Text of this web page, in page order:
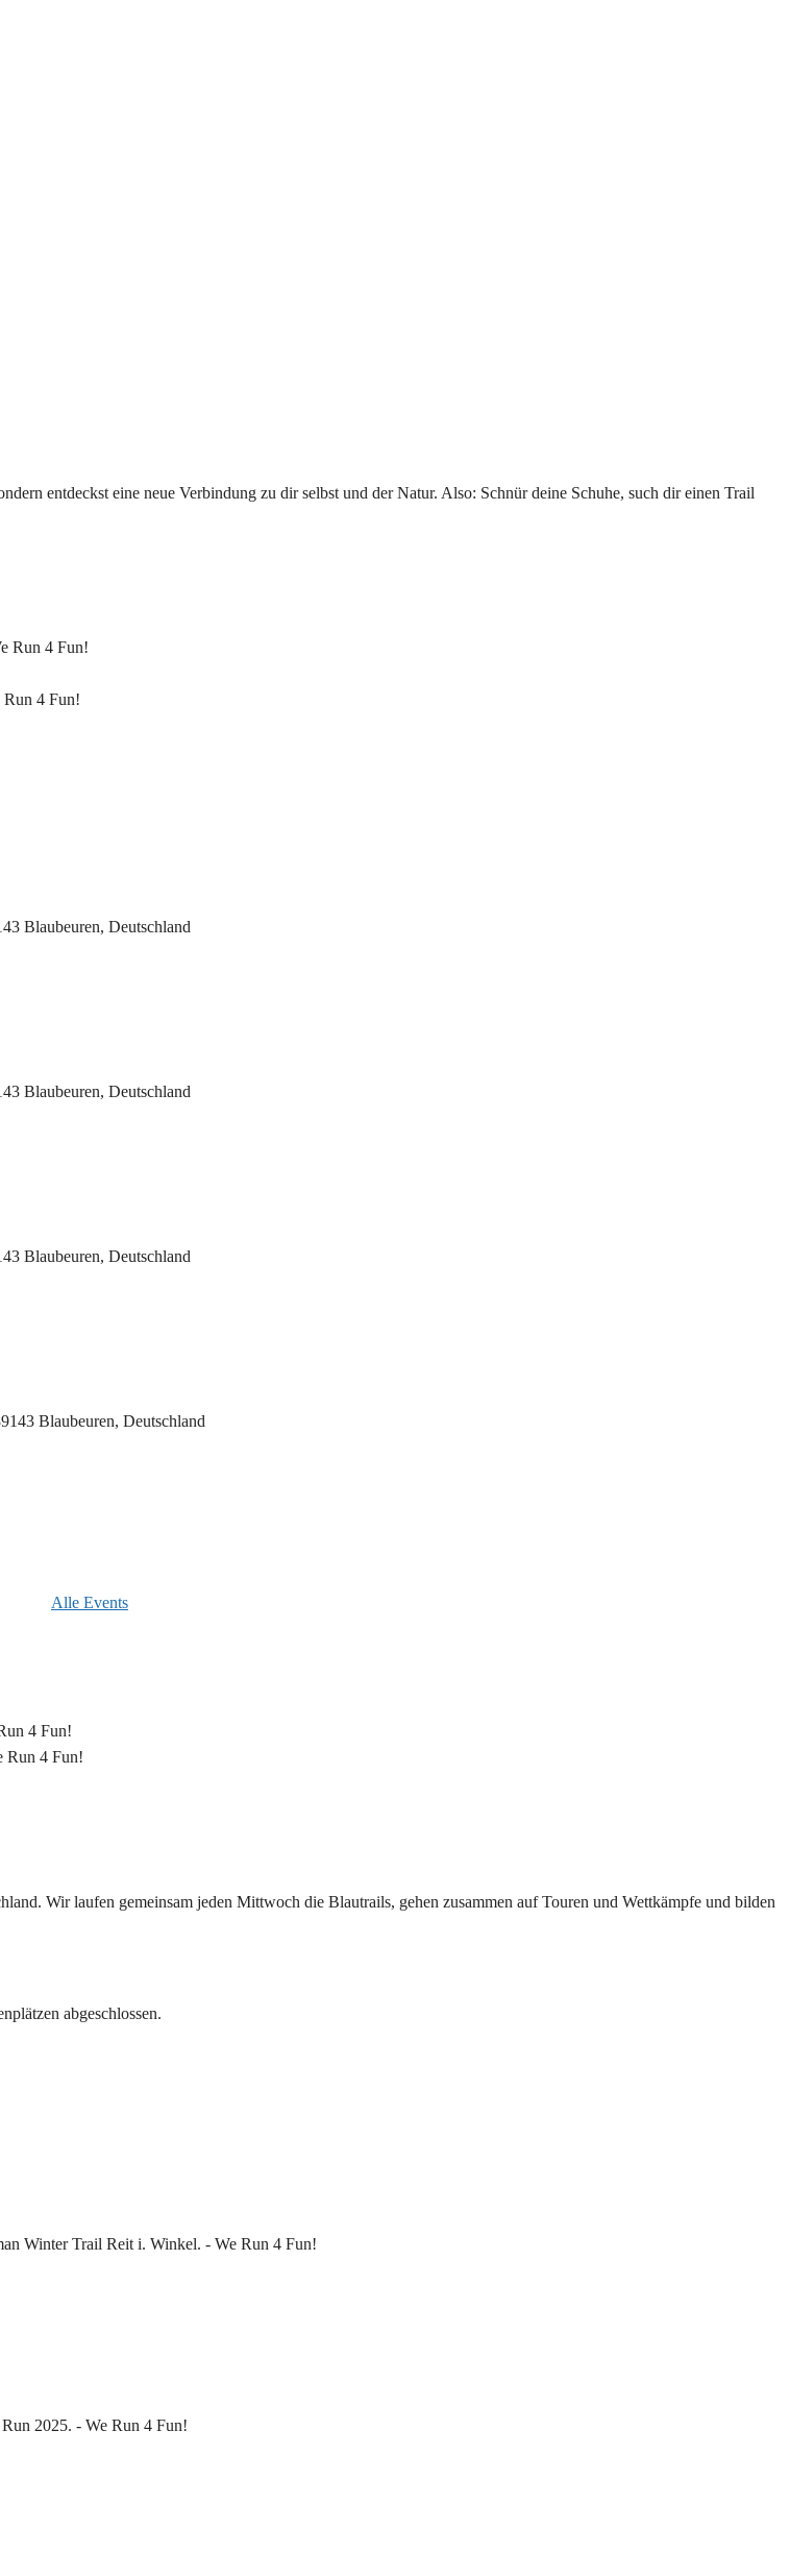
entdeckst eine neue Verbindung zu dir selbst und der Natur. Also: Schnür deine Schuhe, such dir einen Trail
Blaubeuren, Deutschland
Blaubeuren, Deutschland
Blaubeuren, Deutschland
Blaubeuren, Deutschland
Alle Events
Wir laufen gemeinsam jeden Mittwoch die Blautrails, gehen zusammen auf Touren und Wettkämpfe und bilden
abgeschlossen.